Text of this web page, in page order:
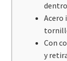
Acero
Con
y